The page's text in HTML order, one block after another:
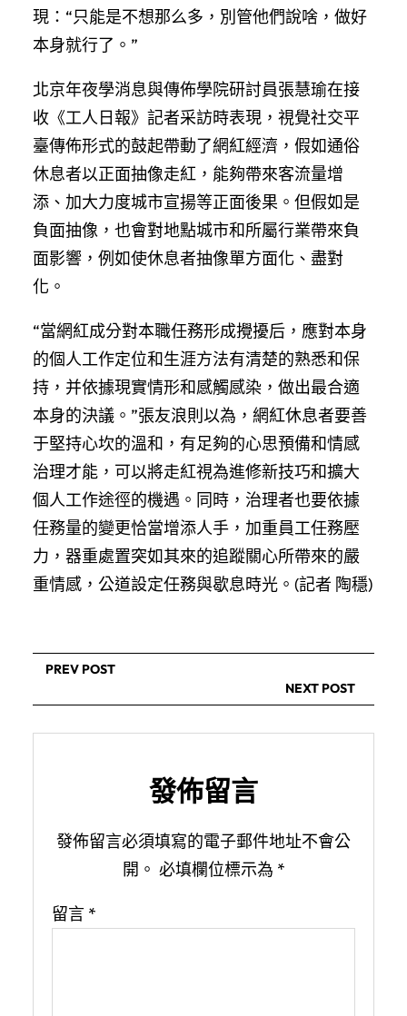
現：“只能是不想那么多，別管他們說啥，做好
本身就行了。”
北京年夜學消息與傳佈學院研討員張慧瑜在接
收《工人日報》記者采訪時表現，視覺社交平
臺傳佈形式的鼓起帶動了網紅經濟，假如通俗
休息者以正面抽像走紅，能夠帶來客流量增
添、加大力度城市宣揚等正面後果。但假如是
負面抽像，也會對地點城市和所屬行業帶來負
面影響，例如使休息者抽像單方面化、盡對
化。
“當網紅成分對本職任務形成攪擾后，應對本身
的個人工作定位和生涯方法有清楚的熟悉和保
持，并依據現實情形和感觸感染，做出最合適
本身的決議。”張友浪則以為，網紅休息者要善
于堅持心坎的溫和，有足夠的心思預備和情感
治理才能，可以將走紅視為進修新技巧和擴大
個人工作途徑的機遇。同時，治理者也要依據
任務量的變更恰當增添人手，加重員工任務壓
力，器重處置突如其來的追蹤關心所帶來的嚴
重情感，公道設定任務與歇息時光。(記者 陶穩)
PREV POST
NEXT POST
發佈留言
發佈留言必須填寫的電子郵件地址不會公
開。 必填欄位標示為 *
留言 *